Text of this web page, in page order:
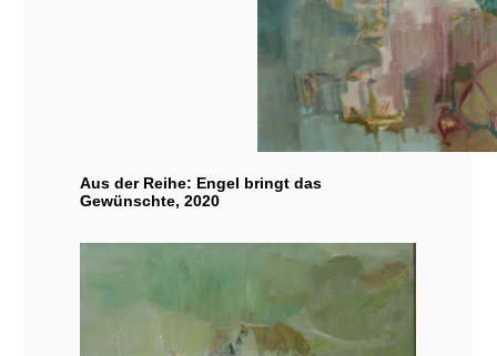
Aus der Reihe: Engel bringt das
Gewünschte, 2020